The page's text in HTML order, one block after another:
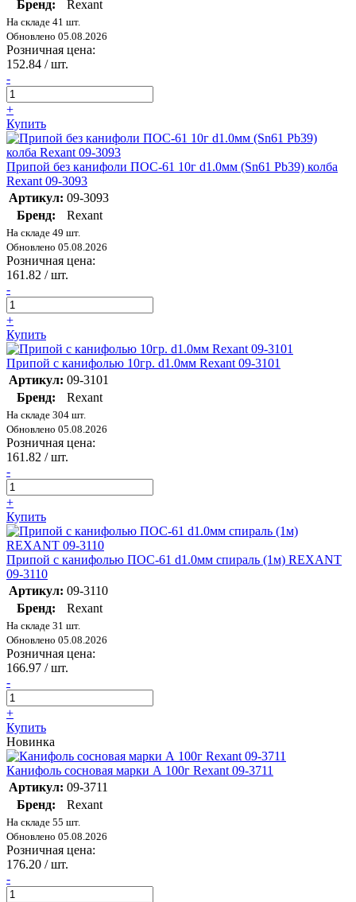
Бренд:
Rexant
На складе 41 шт.
Обновлено 05.08.2026
Розничная цена:
152.84 / шт.
-
+
Купить
Припой без канифоли ПОС-61 10г d1.0мм (Sn61 Pb39) колба
Rexant 09-3093
Артикул: 09-3093
Бренд:
Rexant
На складе 49 шт.
Обновлено 05.08.2026
Розничная цена:
161.82 / шт.
-
+
Купить
Припой с канифолью 10гр. d1.0мм Rexant 09-3101
Артикул: 09-3101
Бренд:
Rexant
На складе 304 шт.
Обновлено 05.08.2026
Розничная цена:
161.82 / шт.
-
+
Купить
Припой с канифолью ПОС-61 d1.0мм спираль (1м) REXANT
09-3110
Артикул: 09-3110
Бренд:
Rexant
На складе 31 шт.
Обновлено 05.08.2026
Розничная цена:
166.97 / шт.
-
+
Купить
Новинка
Канифоль сосновая марки А 100г Rexant 09-3711
Артикул: 09-3711
Бренд:
Rexant
На складе 55 шт.
Обновлено 05.08.2026
Розничная цена:
176.20 / шт.
-